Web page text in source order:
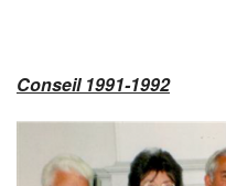
Conseil 1991-1992